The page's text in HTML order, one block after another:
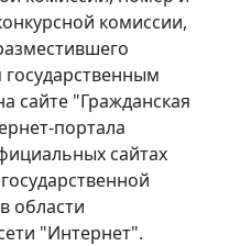
комиссии,
сайте "Гражданская
портала
сайтах
области
"Интернет".